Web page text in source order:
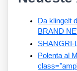
Da klingelt
BRAND
SHANGRI-
Polenta al